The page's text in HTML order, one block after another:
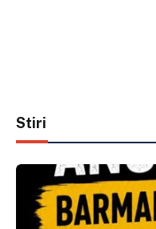
Stiri